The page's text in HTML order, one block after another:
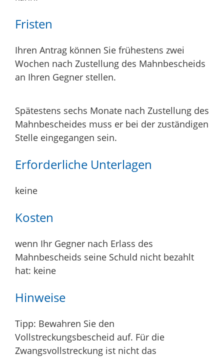
Fristen
Ihren Antrag können Sie frühestens zwei
Wochen nach Zustellung des Mahnbescheids
an Ihren Gegner stellen.
Spätestens sechs Monate nach Zustellung des
Mahnbescheides muss er bei der zuständigen
Stelle eingegangen sein.
Erforderliche Unterlagen
keine
Kosten
wenn Ihr Gegner nach Erlass des
Mahnbescheids seine Schuld nicht bezahlt
hat: keine
Hinweise
Tipp: Bewahren Sie den
Vollstreckungsbescheid auf. Für die
Zwangsvollstreckung ist nicht das